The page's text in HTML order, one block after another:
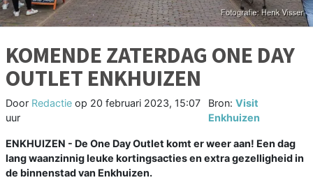
KOMENDE ZATERDAG ONE DAY
OUTLET ENKHUIZEN
Door Redactie op 20 februari 2023, 15:07
uur
Bron: Visit
Enkhuizen
ENKHUIZEN - De One Day Outlet komt er weer aan! Een dag
lang waanzinnig leuke kortingsacties en extra gezelligheid in
de binnenstad van Enkhuizen.